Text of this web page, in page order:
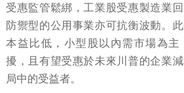
受惠監管鬆綁，工業股受惠製造業回
防禦型的公用事業亦可抗衡波動。
本益比低，小型股以內需市場為主
擾，且有望受惠於未來川普的企業
局中的受益者。